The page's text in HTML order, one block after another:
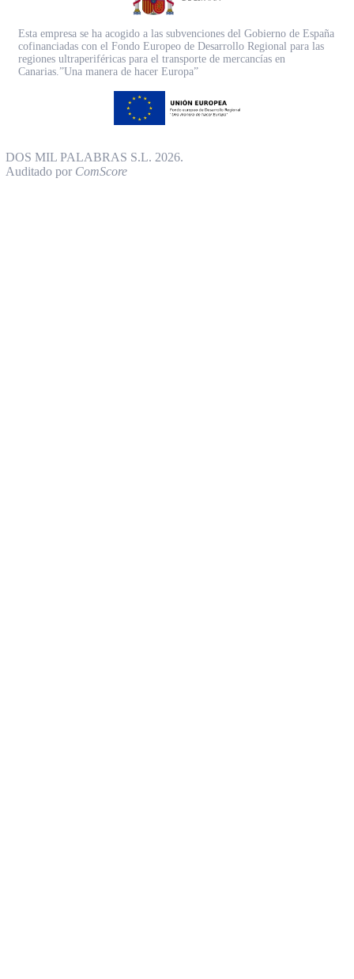
Esta empresa se ha acogido a las subvenciones del Gobierno de España
cofinanciadas con el Fondo Europeo de Desarrollo Regional para las
regiones ultraperiféricas para el transporte de mercancías en
Canarias.”Una manera de hacer Europa”
DOS MIL PALABRAS S.L. 2026.
Auditado por ComScore